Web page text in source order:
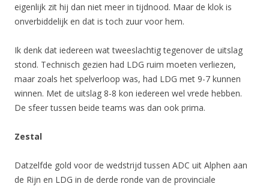
eigenlijk zit hij dan niet meer in tijdnood. Maar de klok is
onverbiddelijk en dat is toch zuur voor hem.
Ik denk dat iedereen wat tweeslachtig tegenover de uitslag
stond. Technisch gezien had LDG ruim moeten verliezen,
maar zoals het spelverloop was, had LDG met 9-7 kunnen
winnen. Met de uitslag 8-8 kon iedereen wel vrede hebben.
De sfeer tussen beide teams was dan ook prima.
Zestal
Datzelfde gold voor de wedstrijd tussen ADC uit Alphen aan
de Rijn en LDG in de derde ronde van de provinciale